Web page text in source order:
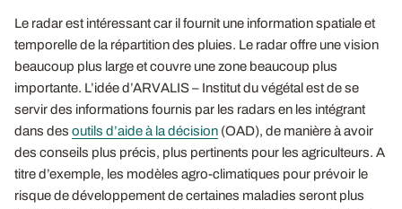
Le radar est intéressant car il fournit une information spatiale et
temporelle de la répartition des pluies. Le radar offre une vision
beaucoup plus large et couvre une zone beaucoup plus
importante. L’idée d’ARVALIS – Institut du végétal est de se
servir des informations fournis par les radars en les intégrant
dans des outils d’aide à la décision (OAD), de manière à avoir
des conseils plus précis, plus pertinents pour les agriculteurs. A
titre d’exemple, les modèles agro-climatiques pour prévoir le
risque de développement de certaines maladies seront plus